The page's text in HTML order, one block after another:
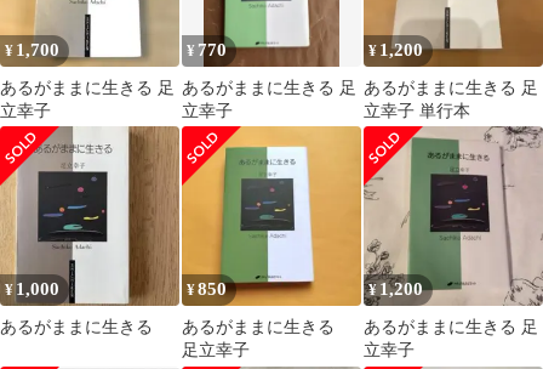
¥ 1,700
あるがままに生きる 足
立幸子
¥ 770
あるがままに生きる 足
立幸子
¥ 1,200
あるがままに生きる 足
立幸子 単行本
¥ 1,000
あるがままに生きる
¥850
あるがままに生きる
足立幸子
¥ 1,200
あるがままに生きる 足
立幸子